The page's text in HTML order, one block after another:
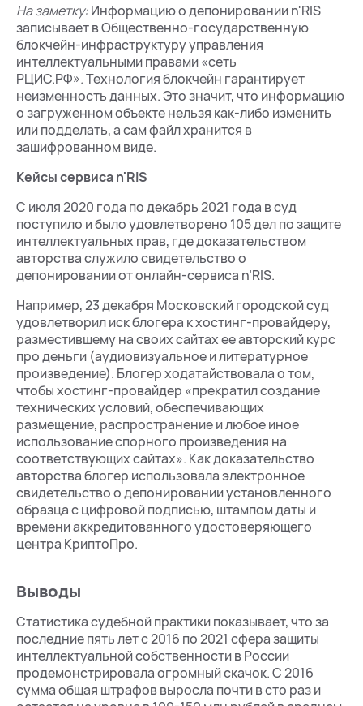
На заметку:Информацию о депонировании n'RIS
записывает в Общественно-государственную
блокчейн-инфраструктуру управления
интеллектуальными правами «сеть
РЦИС.РФ».Технология блокчейн гарантирует
неизменность данных. Это значит, что информацию
о загруженном объекте нельзя как-либо изменить
или подделать, а сам файл хранится в
зашифрованном виде.
Кейсы сервиса n'RIS
С июля 2020 года по декабрь 2021 года в суд
поступило и было удовлетворено 105 дел по защите
интеллектуальных прав, где доказательством
авторства служило свидетельство о
депонировании от онлайн-сервиса n’RIS.
Например, 23 декабря Московский городской суд
удовлетворил иск блогера к хостинг-провайдеру,
разместившему на своих сайтах ее авторский курс
про деньги (аудиовизуальное и литературное
произведение). Блогер ходатайствовала о том,
чтобы хостинг-провайдер «прекратил создание
технических условий, обеспечивающих
размещение, распространение и любое иное
использование спорного произведения на
соответствующих сайтах». Как доказательство
авторства блогер использовала электронное
свидетельство о депонировании установленного
образца с цифровой подписью, штампом даты и
времени аккредитованного удостоверяющего
центра КриптоПро.
Выводы
Статистика судебной практики показывает, что за
последние пять лет с 2016 по 2021 сфера защиты
интеллектуальной собственности в России
продемонстрировала огромный скачок. С 2016
сумма общая штрафов выросла почти в сто раз и